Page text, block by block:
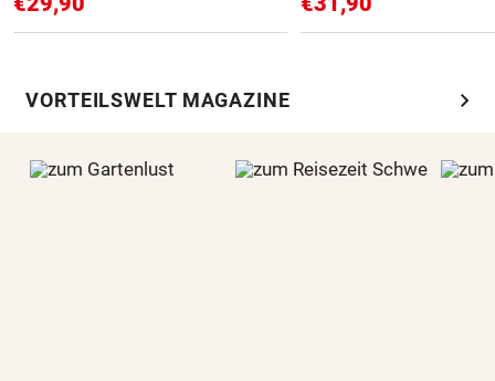
VORTEILSWELT MAGAZINE chevron_right